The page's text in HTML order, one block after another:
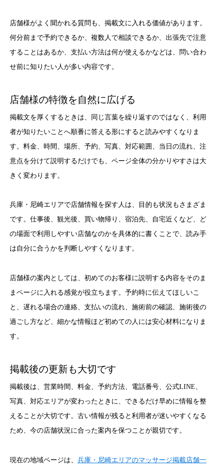
店舗様がよく聞かれる質問も、掲載文に入れる価値があります。
何分前まで予約できるか、複数人で相談できるか、出張先で注意
することはあるか、支払い方法は何が使えるかなどは、問い合わ
せ前に知りたい人が多い内容です。
店舗様の特徴を自然に広げる
掲載文を厚くするときは、同じ言葉を繰り返すのではなく、利用
者が知りたいことへ順番に答える形にすると読みやすくなりま
す。料金、時間、場所、予約、写真、対応範囲、当日の流れ、注
意点を分けて説明するだけでも、ページ全体の分かりやすさは大
きく変わります。
兵庫・尼崎エリアで店舗情報を探す人は、目的も状況もさまざま
です。仕事後、観光後、買い物帰り、宿泊先、自宅近くなど、ど
の場面で利用しやすい店舗なのかを具体的に書くことで、読み手
は自分に合うかを判断しやすくなります。
店舗様の案内としては、初めてのお客様に説明する内容をそのま
まページに入れる感覚が役立ちます。予約時に伝えてほしいこ
と、遅れる場合の連絡、支払いの流れ、施術前の確認、施術後の
過ごし方など、細かな情報ほど初めての人には安心材料になりま
す。
掲載後の更新も大切です
掲載後は、営業時間、料金、予約方法、電話番号、公式LINE、
写真、対応エリアが変わったときに、できるだけ早めに情報を整
えることが大切です。古い情報が残ると利用者が迷いやすくなる
ため、今の店舗状況に合った案内を保つことが親切です。
現在の地域ページは、 兵庫・尼崎エリアのマッサージ掲載店舗一